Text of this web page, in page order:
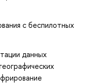
с беспилотных
данных